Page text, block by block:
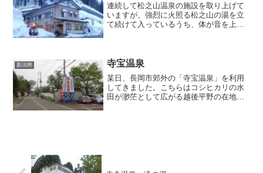
連続して松之山温泉の施設を取り上げて
いますが、強烈に火照る松之山の湯を立
て続けて入っているうち、体が音を上げ
にある「旅館明星」です。...
新潟県 寺宝温泉
某日、長岡市郊外の「寺宝温泉」を利用
してきました。こちらはコシヒカリの水
田が渺茫として広がる越後平野の在地に